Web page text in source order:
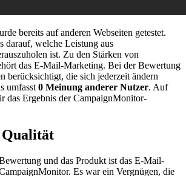
bereits auf anderen Webseiten getestet.
darauf, welche Leistung aus
ist. Zu den Stärken von
das E-Mail-Marketing. Bei der Bewertung
berücksichtigt, die sich jederzeit ändern
umfasst 0 Meinung anderer Nutzer. Auf
das Ergebnis der CampaignMonitor-
und das Produkt ist das E-Mail-
Es war ein Vergnügen, die